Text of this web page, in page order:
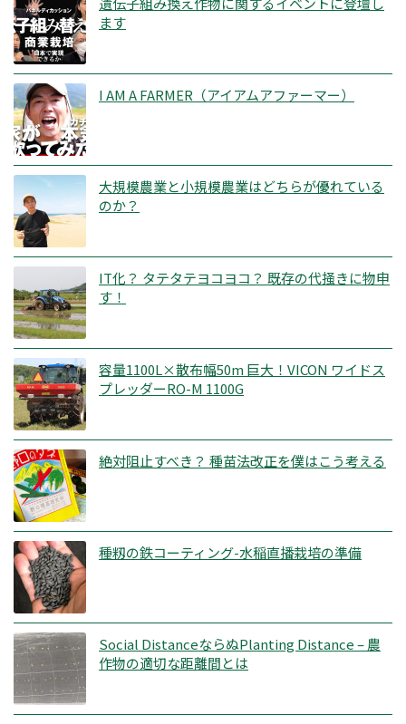
ます
I AM A FARMER（アイアムアファーマー）
大規模農業と小規模農業はどちらが優れている
のか？
IT化？ タテタテヨコヨコ？ 既存の代掻きに物申
す！
容量1100L×散布幅50m 巨大！VICON ワイドス
プレッダーRO-M 1100G
絶対阻止すべき？ 種苗法改正を僕はこう考える
種籾の鉄コーティング-水稲直播栽培の準備
Social DistanceならぬPlanting Distance – 農
作物の適切な距離間とは